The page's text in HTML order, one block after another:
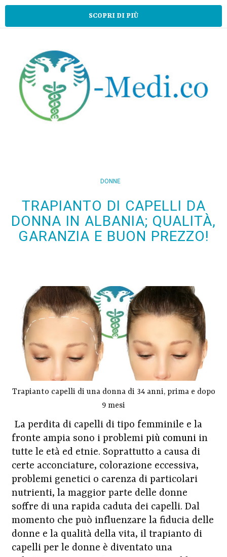
SCOPRI DI PIÙ
DONNE
TRAPIANTO DI CAPELLI DA
DONNA IN ALBANIA; QUALITÀ,
GARANZIA E BUON PREZZO!
Trapianto capelli di una donna di 34 anni, prima e dopo
9 mesi
La perdita di capelli di tipo femminile e la
fronte ampia sono i problemipiù comuni in
tutte le età ed etnie. Soprattutto a causa di
certe acconciature, colorazione eccessiva,
problemi genetici o carenza di particolari
nutrienti, la maggior parte delle donne
soffre di una rapida caduta dei capelli. Dal
momento che può influenzare la fiducia delle
donne e la qualità della vita, il trapianto di
capelli per le donne è diventato una